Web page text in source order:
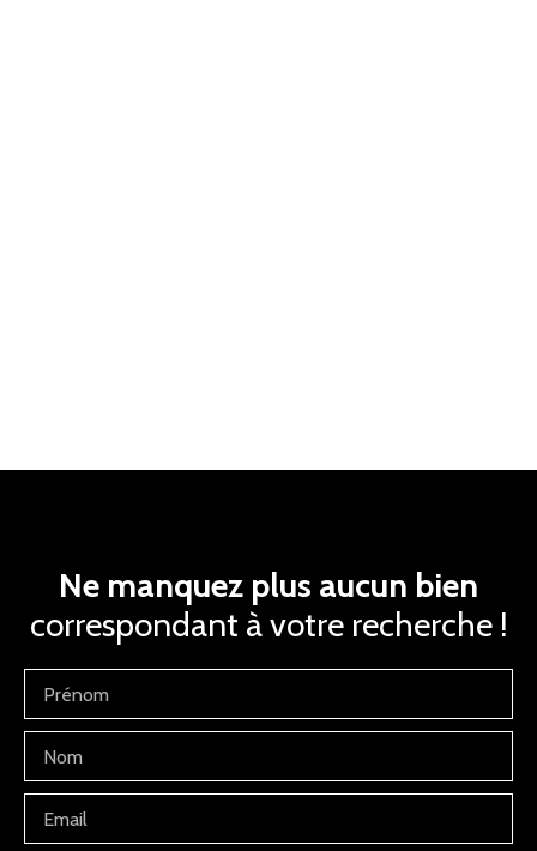
Ne manquez plus aucun bien
correspondant à votre recherche !
Prénom
Nom
Email